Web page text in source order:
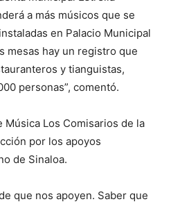
a más músicos que se
en Palacio Municipal
mesas hay un registro que
y tianguistas,
personas”, comentó.
Música Los Comisarios de la
por los apoyos
de Sinaloa.
que nos apoyen. Saber que